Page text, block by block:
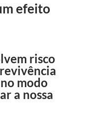
efeito
risco
modo
a nossa